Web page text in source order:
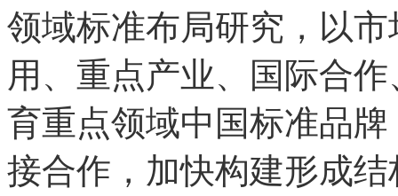
领域标准布局研究，以
用、重点产业、国际合
育重点领域中国标准品
接合作，加快构建形成